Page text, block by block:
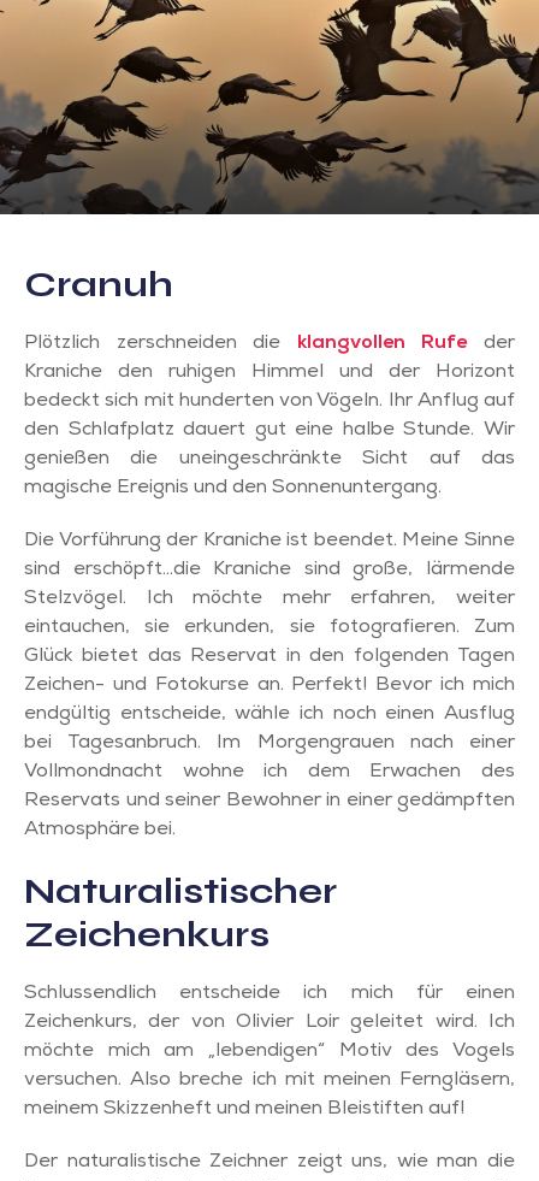
Cranuh
Plötzlich zerschneiden die klangvollen Rufeder
Kraniche den ruhigen Himmel und der Horizont
bedeckt sich mit hunderten von Vögeln. Ihr Anflug auf
den Schlafplatz dauert gut eine halbe Stunde. Wir
genießen die uneingeschränkte Sicht auf das
magische Ereignis und den Sonnenuntergang.
Die Vorführung der Kraniche ist beendet. Meine Sinne
sind erschöpft…die Kraniche sind große, lärmende
Stelzvögel. Ich möchte mehr erfahren, weiter
eintauchen, sie erkunden, sie fotografieren. Zum
Glück bietet das Reservat in den folgenden Tagen
Zeichen- und Fotokurse an. Perfekt! Bevor ich mich
endgültig entscheide, wähle ich noch einen Ausflug
bei Tagesanbruch. Im Morgengrauen nach einer
Vollmondnacht wohne ich dem Erwachen des
Reservats und seiner Bewohner in einer gedämpften
Atmosphäre bei.
Naturalistischer
Zeichenkurs
Schlussendlich entscheide ich mich für einen
Zeichenkurs, der von Olivier Loir geleitet wird. Ich
möchte mich am „lebendigen“ Motiv des Vogels
versuchen. Also breche ich mit meinen Ferngläsern,
meinem Skizzenheft und meinen Bleistiften auf!
Der naturalistische Zeichner zeigt uns, wie man die